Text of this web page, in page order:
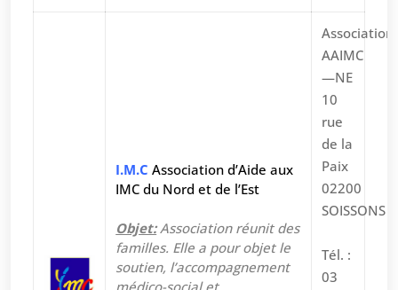
I.M.CAssociation d’Aide aux
IMC du Nord et de l’Est
Objet:Association réunit des
familles. Elle a pour objet le
soutien, l’accompagnement
médico-social et
Association
AAIMC
—NE
10
rue
de la
Paix
02200
SOISSONS
Tél. :
03